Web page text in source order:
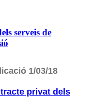
serveis de
1/03/18
privat dels